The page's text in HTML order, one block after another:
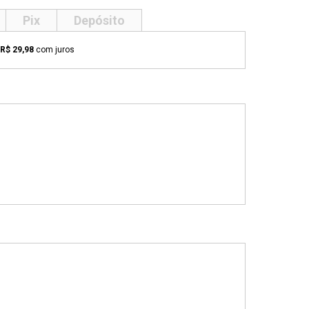
Pix Depósito
R$ 29,98 com juros